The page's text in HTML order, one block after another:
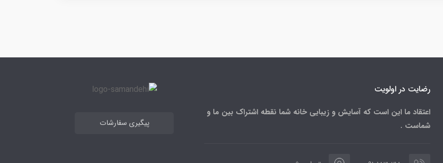
رضایت در اولویت
اعتقاد ما این است که آسایش و زیبایی خانه شما نقطه اشتراک بین ما و
شماست .
پیگیری سفارشات